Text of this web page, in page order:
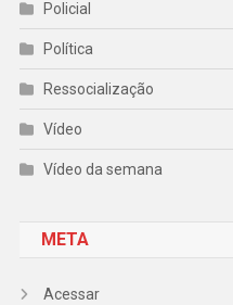
Policial
Política
Ressocialização
Vídeo
Vídeo da semana
META
Acessar